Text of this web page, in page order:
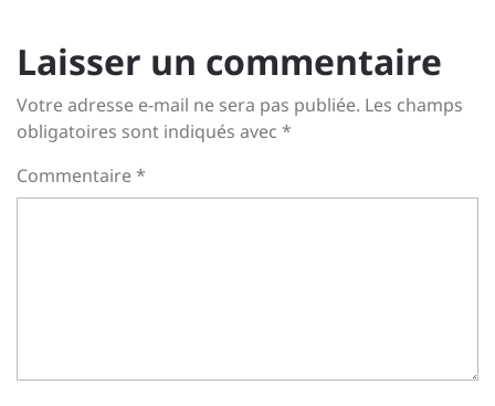
Laisser un commentaire
Votre adresse e-mail ne sera pas publiée. Les champs
obligatoires sont indiqués avec *
Commentaire*